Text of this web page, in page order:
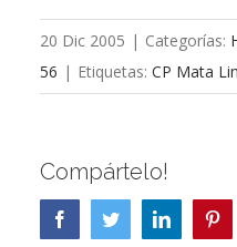
20 Dic 2005 | Categorías:
56 | Etiquetas: CP Mata
Compártelo!
FacebookTwitterLinkedIn